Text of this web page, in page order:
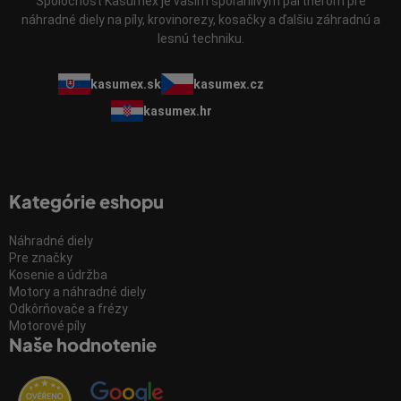
náhradné diely na píly, krovinorezy, kosačky a ďalšiu záhradnú a
lesnú techniku.
kasumex.sk
kasumex.cz
kasumex.hr
Kategórie eshopu
Náhradné diely
Pre značky
Kosenie a údržba
Motory a náhradné diely
Odkôrňovače a frézy
Motorové píly
Naše hodnotenie